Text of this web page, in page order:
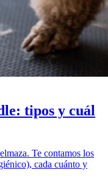
tipos y cuál
Te contamos los
cada cuánto y